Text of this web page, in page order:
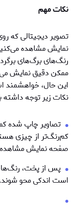
نکات مهم
تصویر دیجیتالی که
نمایش مشاهده
رنگ‌های برگ‌های
ممکن دقیق نمایش
این حال، خواهشمند
نکات زیر توجه داشته
تصاویر چاپ شده
کم‌رنگ‌تر از چیزی
صفحه نمایش
پس از پخت،
است اندکی محو شوند.